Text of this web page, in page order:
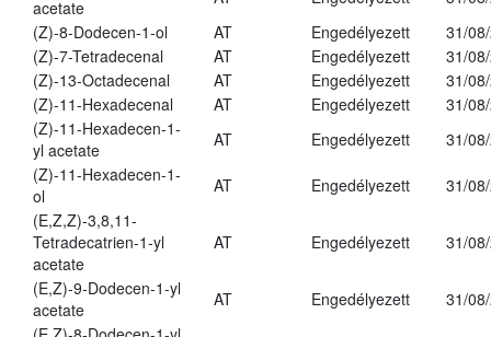
acetate
(Z)-8-Dodecen-1-ol
AT Engedélyezett
31/
(Z)-7-Tetradecenal
AT Engedélyezett
31/
(Z)-13-Octadecenal
AT Engedélyezett
31/
(Z)-11-Hexadecenal
AT Engedélyezett
31/
(Z)-11-Hexadecen-1-
yl acetate
AT Engedélyezett
31/
(Z)-11-Hexadecen-1-
ol
AT Engedélyezett
31/
(E,Z,Z)-3,8,11-
Tetradecatrien-1-yl
acetate
AT Engedélyezett 31/
(E,Z)-9-Dodecen-1-yl
acetate
AT Engedélyezett
31/